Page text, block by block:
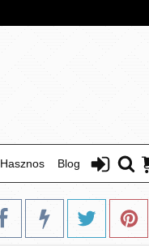
Blog
Hasznos